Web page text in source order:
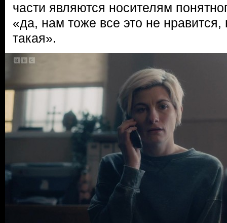
части являются носителям
«да, нам тоже все это не нравится,
такая».